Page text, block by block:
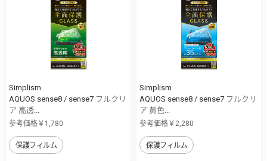
Simplism
AQUOS sense8 / sense7 フルクリ
ア 高透...
参考価格￥1,780
保護フィルム
Simplism
AQUOS sense8 / sense7 フルクリ
ア 黄色...
参考価格￥2,280
保護フィルム